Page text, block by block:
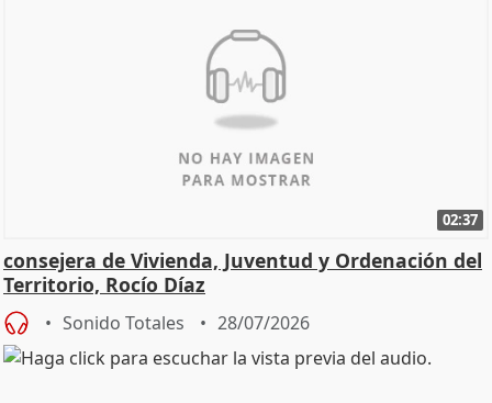
02:37
consejera de Vivienda, Juventud y Ordenación del
Territorio, Rocío Díaz
Sonido Totales 28/07/2026